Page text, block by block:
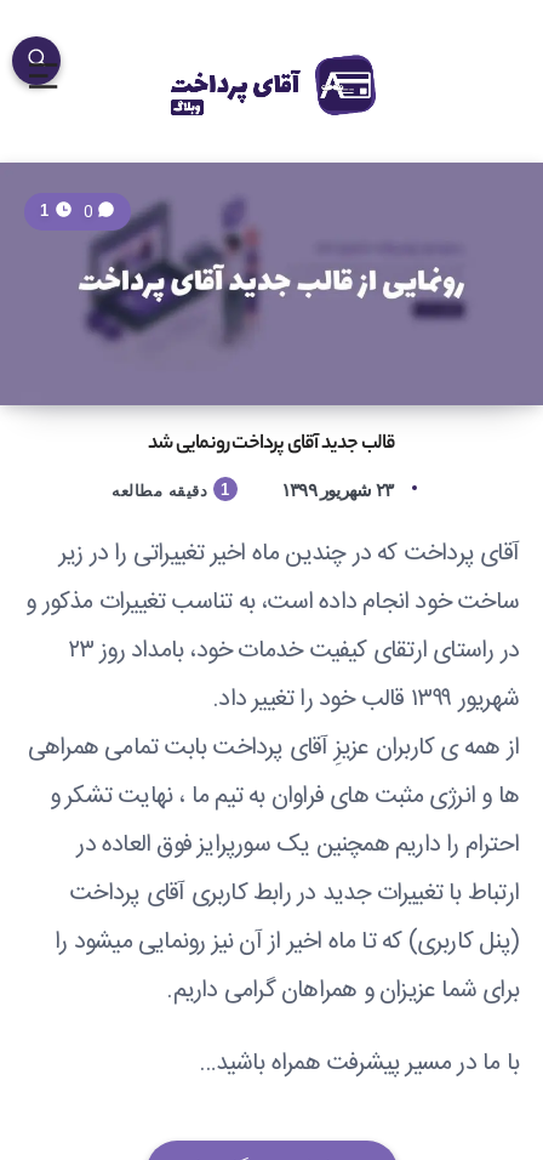
0
قالب جدید آقای پرداخت رونمایی شد
۲۳ شهریور ۱۳۹۹ 1 دقیقه مطالعه
آقای پرداخت که در چندین ماه اخیر تغییراتی را در زیر
ساخت خود انجام داده است، به تناسب تغییرات مذکور و
در راستای ارتقای کیفیت خدمات خود، بامداد روز ۲۳
شهریور ۱۳۹۹ قالب خود را تغییر داد.
از همه ی کاربران عزیزِ آقای پرداخت بابت تمامی همراهی
ها و انرژی مثبت های فراوان به تیم ما ، نهایت تشکر و
احترام را داریم همچنین یک سورپرایز فوق العاده در
ارتباط با تغییرات جدید در رابط کاربری آقای پرداخت
(پنل کاربری) که تا ماه اخیر از آن نیز رونمایی میشود را
برای شما عزیزان و همراهان گرامی داریم.
با ما در مسیر پیشرفت همراه باشید…